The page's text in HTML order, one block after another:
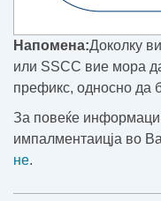
Напомена:Доколку
или SSCC вие мора
префикс, односно да
За повеќе
импалментаицја во
не.